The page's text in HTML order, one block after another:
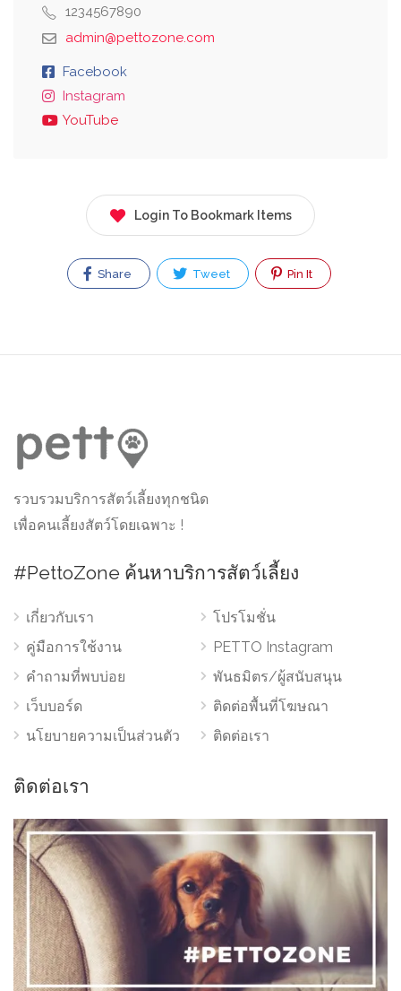
1234567890
admin@pettozone.com
Facebook
Instagram
YouTube
Login To Bookmark Items
Share Tweet Pin It
รวบรวมบริการสัตว์เลี้ยงทุกชนิด
เพื่อคนเลี้ยงสัตว์โดยเฉพาะ !
#PettoZone ค้นหาบริการสัตว์เลี้ยง
เกี่ยวกับเรา
คู่มือการใช้งาน
คำถามที่พบบ่อย
เว็บบอร์ด
นโยบายความเป็นส่วนตัว
โปรโมชั่น
PETTO Instagram
พันธมิตร/ผู้สนับสนุน
ติดต่อพื้นที่โฆษณา
ติดต่อเรา
ติดต่อเรา